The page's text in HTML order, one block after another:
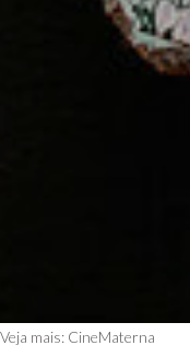
Veja mais: CineMaterna